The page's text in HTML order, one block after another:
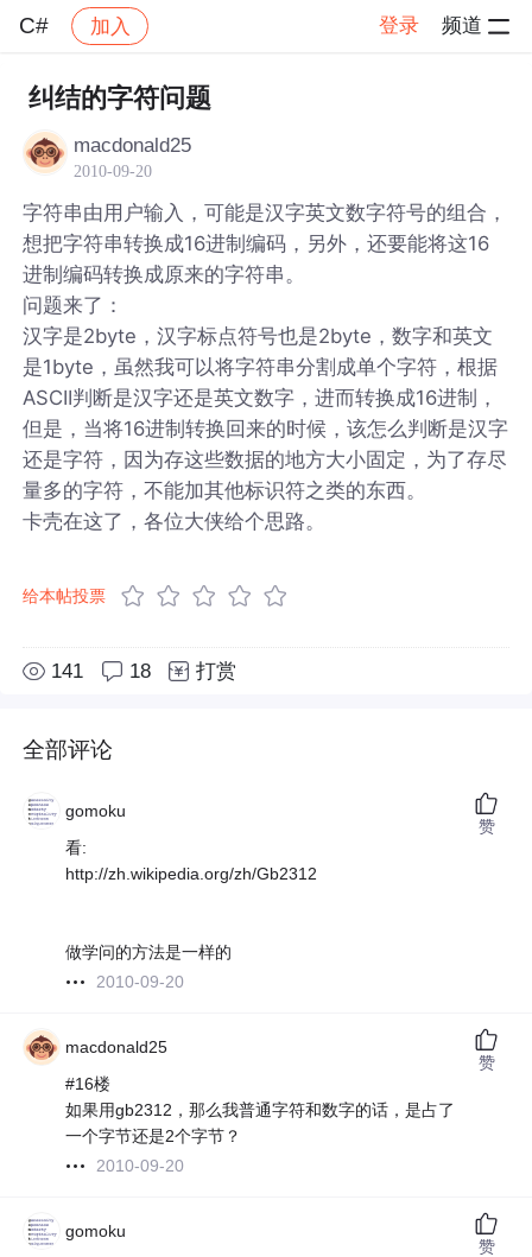
C# 加入 登录 频道
社区 C# 帖子详情
纠结的字符问题
macdonald25
2010-09-20
字符串由用户输入，可能是汉字英文数字符号的组合，
想把字符串转换成16进制编码，另外，还要能将这16
进制编码转换成原来的字符串。
问题来了：
汉字是2byte，汉字标点符号也是2byte，数字和英文
是1byte，虽然我可以将字符串分割成单个字符，根据
ASCII判断是汉字还是英文数字，进而转换成16进制，
但是，当将16进制转换回来的时候，该怎么判断是汉字
还是字符，因为存这些数据的地方大小固定，为了存尽
量多的字符，不能加其他标识符之类的东西。
卡壳在这了，各位大侠给个思路。
给本帖投票
141 18 打赏
全部评论
gomoku
看:
http://zh.wikipedia.org/zh/Gb2312
做学问的方法是一样的
2010-09-20
赞
macdonald25
#16楼
如果用gb2312，那么我普通字符和数字的话，是占了
一个字节还是2个字节？
2010-09-20
赞
gomoku
赞